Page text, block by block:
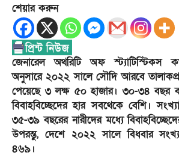
শেয়ার করুন
জেনারেল অথরিটি অফ স্ট্যাটিস্টিকস
অনুসারে ২০২২ সালে সৌদি আরবে
পেয়েছে ৩ লক্ষ ৫০ হাজার। ৩০-৩৪ বছর
বিবাহবিচ্ছেদের হার সবথেকে বেশি।
৩৫-৩৯ বছরের নারীদের মধ্যে
উপরন্তু, দেশে ২০২২ সালে বিধবার
৪৬৯।